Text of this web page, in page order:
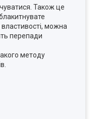
Також це
можна
перепади
методу